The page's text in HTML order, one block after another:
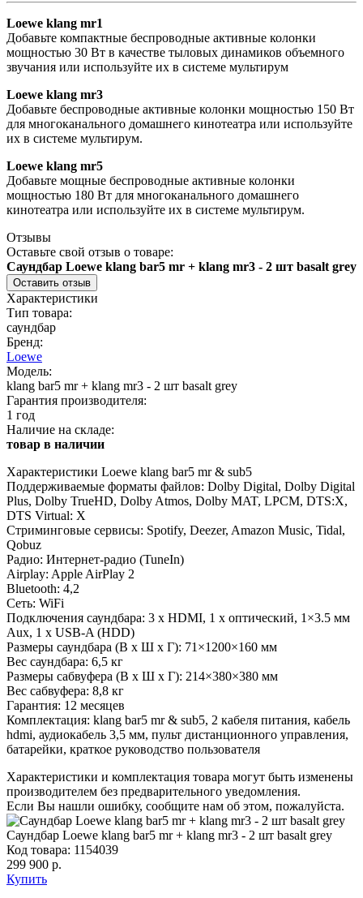
Loewe klang mr1
Добавьте компактные беспроводные активные колонки
мощностью 30 Вт в качестве тыловых динамиков объемного
звучания или используйте их в системе мультирум
Loewe klang mr3
Добавьте беспроводные активные колонки мощностью 150 Вт
для многоканального домашнего кинотеатра или используйте
их в системе мультирум.
Loewe klang mr5
Добавьте мощные беспроводные активные колонки
мощностью 180 Вт для многоканального домашнего
кинотеатра или используйте их в системе мультирум.
Отзывы
Оставьте свой отзыв о товаре:
Саундбар Loewe klang bar5 mr + klang mr3 - 2 шт basalt grey
Оставить отзыв
Характеристики
Тип товара:
саундбар
Бренд:
Loewe
Модель:
klang bar5 mr + klang mr3 - 2 шт basalt grey
Гарантия производителя:
1 год
Наличие на складе:
товар в наличии
Характеристики Loewe klang bar5 mr & sub5
Поддерживаемые форматы файлов: Dolby Digital, Dolby Digital
Plus, Dolby TrueHD, Dolby Atmos, Dolby MAT, LPCM, DTS:X,
DTS Virtual: X
Стриминговые сервисы: Spotify, Deezer, Amazon Music, Tidal,
Qobuz
Радио: Интернет-радио (TuneIn)
Airplay: Apple AirPlay 2
Bluetooth: 4,2
Сеть: WiFi
Подключения саундбара: 3 x HDMI, 1 x оптический, 1×3.5 мм
Aux, 1 x USB-A (HDD)
Размеры саундбара (В x Ш x Г): 71×1200×160 мм
Вес саундбара: 6,5 кг
Размеры сабвуфера (В x Ш x Г): 214×380×380 мм
Вес сабвуфера: 8,8 кг
Гарантия: 12 месяцев
Комплектация: klang bar5 mr & sub5, 2 кабеля питания, кабель
hdmi, аудиокабель 3,5 мм, пульт дистанционного управления,
батарейки, краткое руководство пользователя
Характеристики и комплектация товара могут быть изменены
производителем без предварительного уведомления.
Если Вы нашли ошибку, сообщите нам об этом, пожалуйста.
Саундбар Loewe klang bar5 mr + klang mr3 - 2 шт basalt grey
Код товара: 1154039
299 900 р.
Купить